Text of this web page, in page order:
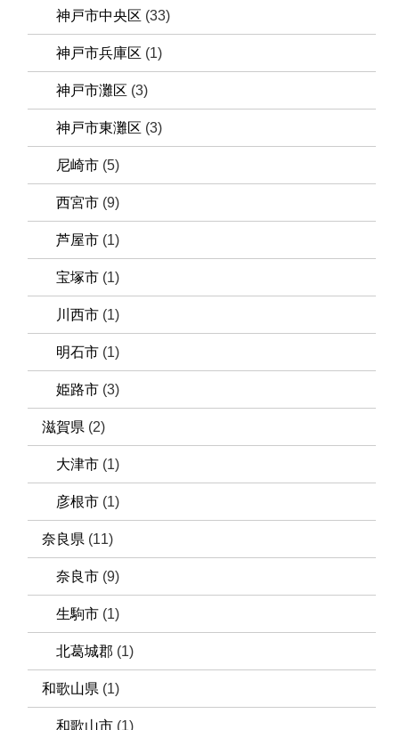
神戸市中央区 (33)
神戸市兵庫区 (1)
神戸市灘区 (3)
神戸市東灘区 (3)
尼崎市 (5)
西宮市 (9)
芦屋市 (1)
宝塚市 (1)
川西市 (1)
明石市 (1)
姫路市 (3)
滋賀県 (2)
大津市 (1)
彦根市 (1)
奈良県 (11)
奈良市 (9)
生駒市 (1)
北葛城郡 (1)
和歌山県 (1)
和歌山市 (1)